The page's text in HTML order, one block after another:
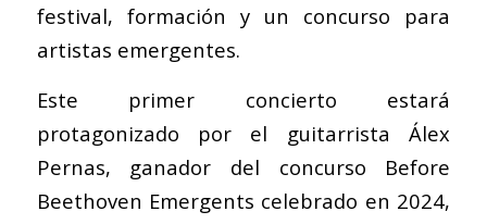
festival, formación y un concurso para
artistas emergentes.
Este primer concierto estará
protagonizado por el guitarrista Álex
Pernas, ganador del concurso Before
Beethoven Emergents celebrado en 2024,